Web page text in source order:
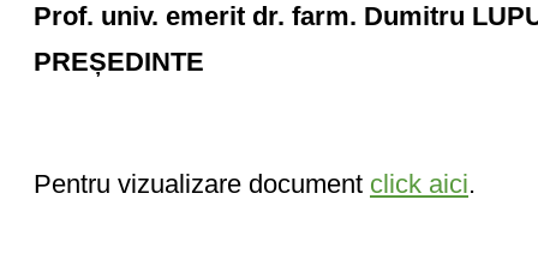
Prof. univ. emerit dr. farm. Dumitru
PREȘEDINTE
Pentru vizualizare document click aici.